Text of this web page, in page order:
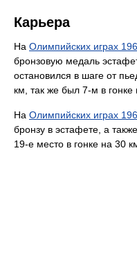
Карьера
На Олимпийских играх
бронзовую медаль
остановился в шаге от
км, так же был 7-м в гонке
На Олимпийских играх
бронзу в эстафете, а
19-е место в гонке на 30